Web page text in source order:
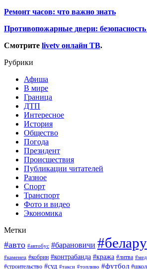
Ремонт часов: что важно знать
Противопожарные двери:
Смотрите livetv онлайн ТВ.
Рубрики
Афиша
В мире
Граница
ДТП
Интересное
История
Общество
Погода
Президент
Происшествия
Публикации читателей
Разное
Спорт
Транспорт
Фото и видео
Экономика
Метки
#авто #автобус #барановичи
#каменец #кобрин #контрабанда #кража #литва
#строительство #суд #такси #топливо #футбол